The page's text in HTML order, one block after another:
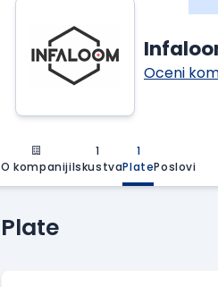
Oceni
O kompaniji
1
Iskustva
1
PlatePoslovi
Plate